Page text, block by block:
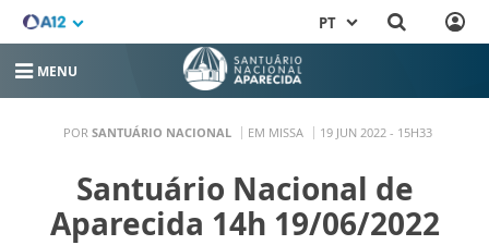
PT
MENU
POR SANTUÁRIO NACIONAL EM MISSA 19 JUN 2022 - 15H33
Santuário Nacional de
Aparecida 14h 19/06/2022